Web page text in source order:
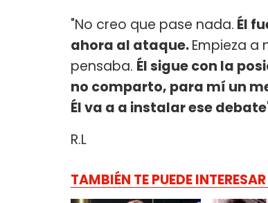
"No creo que pase nada. Él
ahora al ataque.Empieza
pensaba. Él sigue con la
no comparto, para mí un
Él va a a instalar ese debate
R.L
TAMBIÉN TE PUEDE INTERESAR